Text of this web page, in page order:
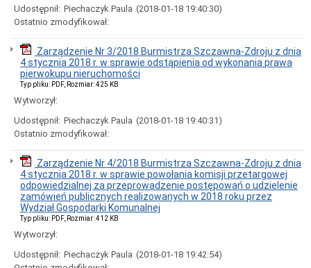
Uchwała
dla
województwa
dolnośląskiego
Fundusz
Szerokopasmowy
Konkurs
udzielenie
dotacji
celowej
publiczne
sprzedaż
nieruchomości
Ogłoszenia
przetargów
Informacje
otwarcia
ofert
Udostępnił: Piechaczyk Paula (2018-01-18 19:40:30)
Ostatnio zmodyfikował:
Zarządzenie Nr 3/2018 Burmistrza Szczawna-Zdroju z dnia
4 stycznia 2018 r. w sprawie odstąpienia od wykonania prawa
pierwokupu nieruchomości
Typ pliku: PDF, Rozmiar: 425 KB
Wytworzył:
Udostępnił: Piechaczyk Paula (2018-01-18 19:40:31)
Ostatnio zmodyfikował:
Zarządzenie Nr 4/2018 Burmistrza Szczawna-Zdroju z dnia
4 stycznia 2018 r. w sprawie powołania komisji przetargowej
odpowiedzialnej za przeprowadzenie postępowań o udzielenie
zamówień publicznych realizowanych w 2018 roku przez
Wydział Gospodarki Komunalnej
Typ pliku: PDF, Rozmiar: 412 KB
Wytworzył:
Udostępnił: Piechaczyk Paula (2018-01-18 19:42:54)